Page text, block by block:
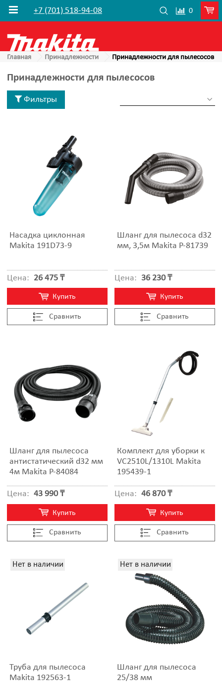
+7 (701) 518-94-08 0
Главная Принадлежности Принадлежности для пылесосов
Принадлежности для пылесосов
Фильтры
Насадка циклонная
Makita 191D73-9
Цена: 26 475 ₸
Cравнить
Купить
Шланг для пылесоса d32
мм, 3,5м Makita P-81739
Цена: 36 230 ₸
Cравнить
Купить
Шланг для пылесоса
антистатический d32 мм
4м Makita P-84084
Цена: 43 990 ₸
Cравнить
Купить
Комплект для уборки к
VC2510L/1310L Makita
195439-1
Цена: 46 870 ₸
Cравнить
Купить
Нет в наличии
Труба для пылесоса
Makita 192563-1
Нет в наличии
Шланг для пылесоса
25/38 мм